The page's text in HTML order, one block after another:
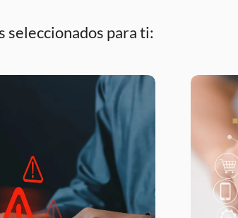
seleccionados para ti: